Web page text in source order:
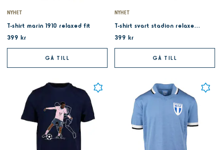
NYHET
T-shirt marin 1910 relaxed fit
399 kr
GÅ TILL
NYHET
T-shirt svart stadion relaxed fit
399 kr
GÅ TILL